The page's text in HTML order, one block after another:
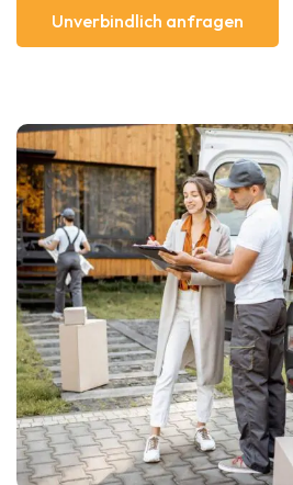
Unverbindlich anfragen